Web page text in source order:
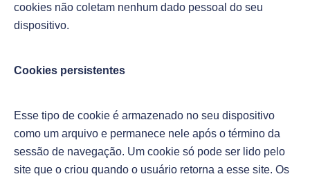
cookies não coletam nenhum dado pessoal do seu
dispositivo.
Cookies persistentes
Esse tipo de cookie é armazenado no seu dispositivo
como um arquivo e permanece nele após o término da
sessão de navegação. Um cookie só pode ser lido pelo
site que o criou quando o usuário retorna a esse site. Os